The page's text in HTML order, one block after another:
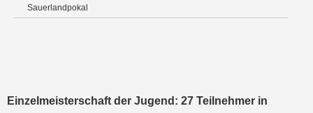
Sauerlandpokal
Einzelmeisterschaft der Jugend: 27 Teilnehmer in